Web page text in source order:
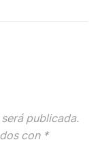
publicada.
con *